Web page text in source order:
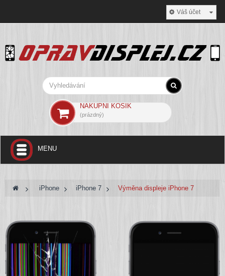
Váš účet
NÁKUPNÍ KOŠÍK
(prázdný)
MENU
+
IPHONE
UKÁZKY NAŠÍ PRÁCE
JAK OTESTOVAT DISPLEJ
DOPRAVA
> iPhone > iPhone 7 > Výměna displeje iPhone 7